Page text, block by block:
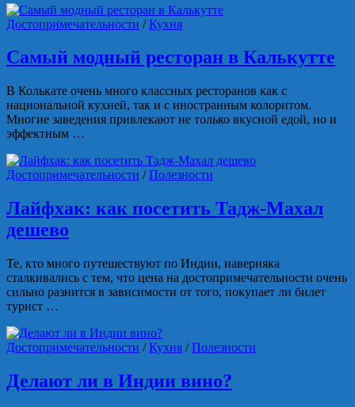
Достопримечательности /Кухня
Самый модный ресторан в Калькутте
В Колькате очень много классных ресторанов как с
национальной кухней, так и с иностранным колоритом.
Многие заведения привлекают не только вкусной едой, но и
эффектным …
Достопримечательности /Полезности
Лайфхак: как посетить Тадж-Махал
дешево
Те, кто много путешествуют по Индии, наверняка
сталкивались с тем, что цена на достопримечательности очень
сильно разнится в зависимости от того, покупает ли билет
турист …
Достопримечательности /Кухня /Полезности
Делают ли в Индии вино?